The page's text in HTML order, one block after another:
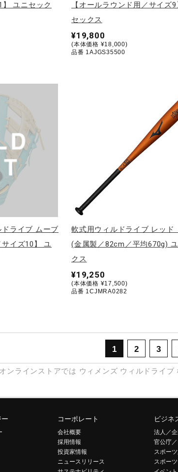
ユニセック
【オールラウンド用／サイズ
セックス
¥19,800
(本体価格 ¥18,000)
品番 1AJGS35500
ライブ ムーブ
サイズ10】 ユ
軟式用ウィルドライブ レッド
(金属製／82cm／平均670g)
クス
¥19,250
(本体価格 ¥17,500)
品番 1CJMRA0282
1 2 3
ンラインストアでは ウィメンズ ウィルドライブ
コーポレート
会社概要
採用情報
投資家情報
ニュースリリース
ビジネ
法人／
官公庁
スポー
スポー